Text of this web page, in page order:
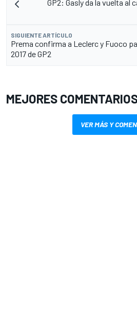
GP2: Gasly da la vuelta al
SIGUIENTE ARTÍCULO
Prema confirma a Leclerc y Fuoco
2017 de GP2
MEJORES
VER MÁS Y